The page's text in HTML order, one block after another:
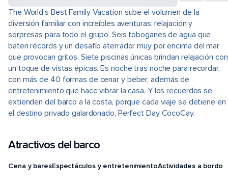
The World’s Best Family Vacation sube el volumen de la
diversión familiar con increíbles aventuras, relajación y
sorpresas para todo el grupo. Seis toboganes de agua que
baten récords y un desafío aterrador muy por encima del mar
que provocan gritos. Siete piscinas únicas brindan relajación con
un toque de vistas épicas. Es noche tras noche para recordar,
con más de 40 formas de cenar y beber, además de
entretenimiento que hace vibrar la casa. Y los recuerdos se
extienden del barco a la costa, porque cada viaje se detiene en
el destino privado galardonado, Perfect Day CocoCay.
Atractivos del barco
Cena y baresEspectáculos y entretenimientoActividades a bordo